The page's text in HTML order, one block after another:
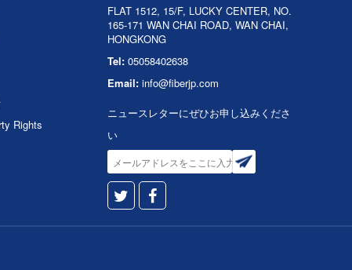
Rights
FLAT 1512, 15/F, LUCKY CENTER, NO.
165-171 WAN CHAI ROAD, WAN CHAI,
HONGKONG
Tel: 05058402638
Email: info@fiberjp.com
ニュースレターにぜひお申し込みくださ
い